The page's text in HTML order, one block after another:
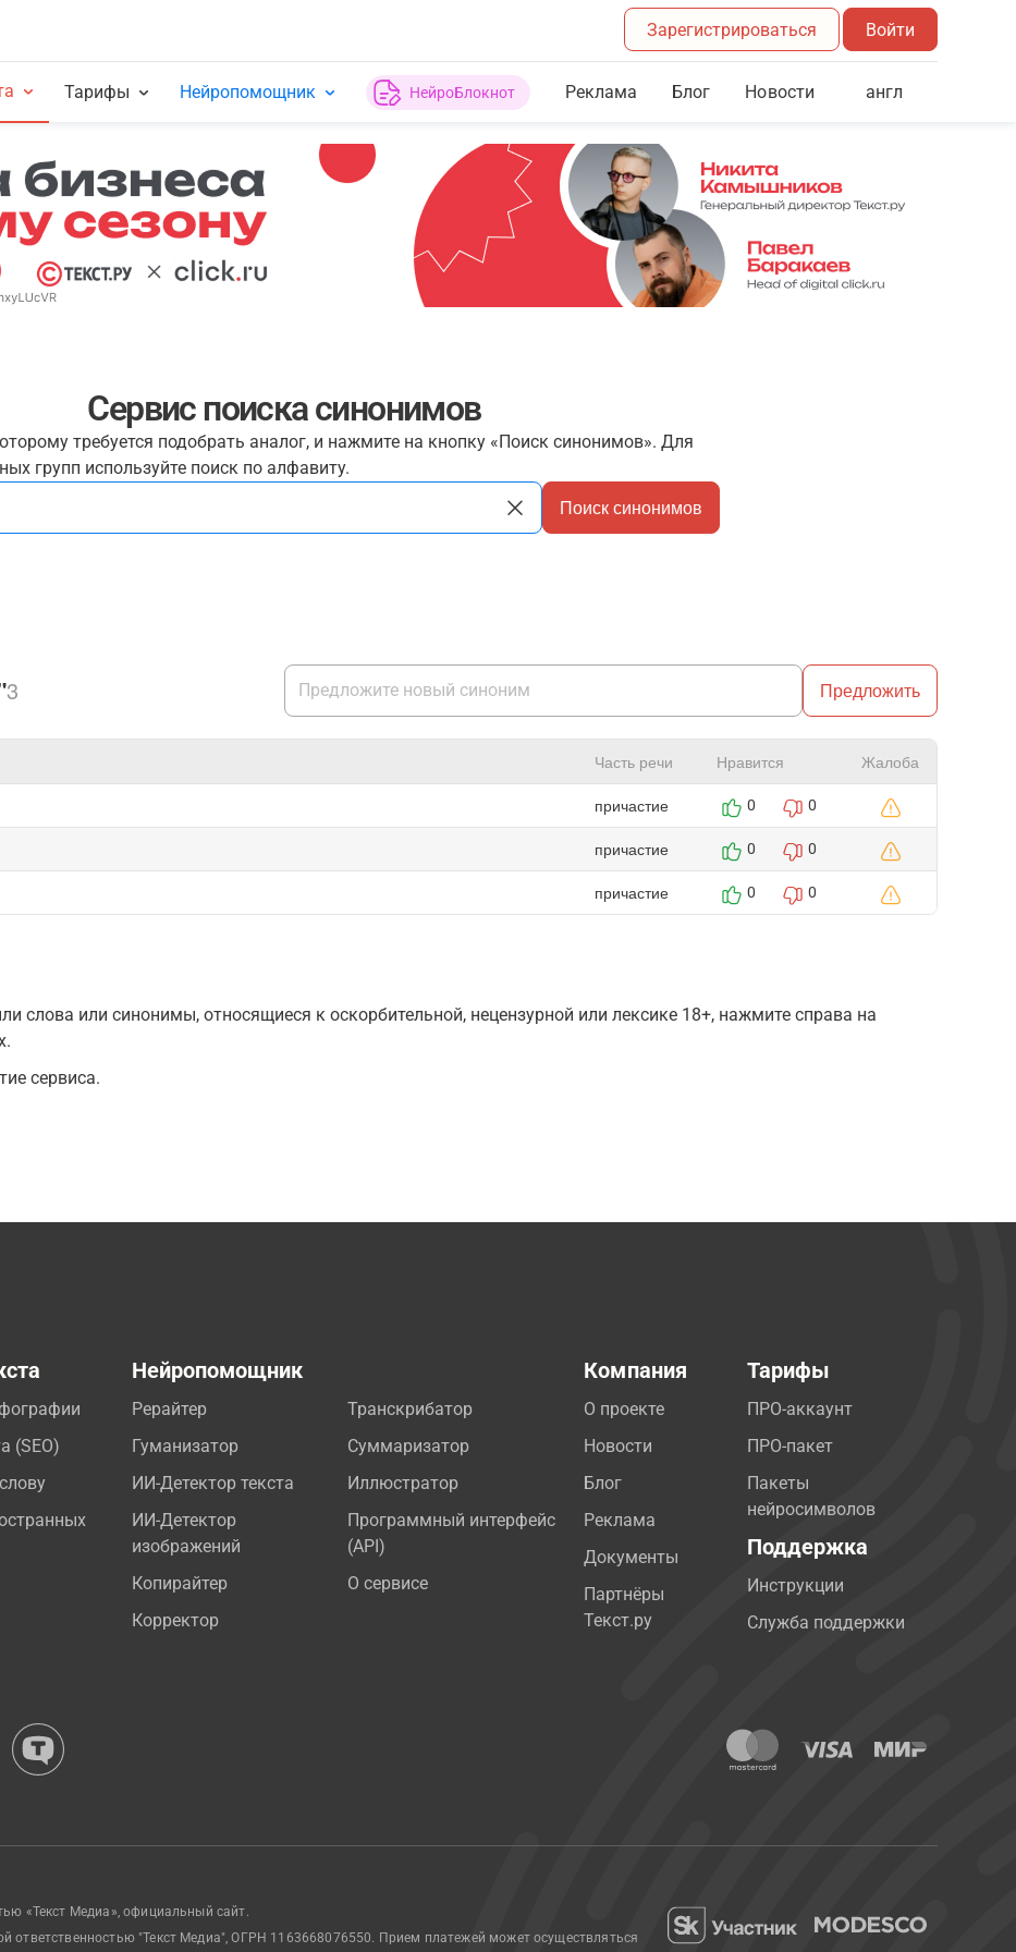
Зарегистрироваться Войти
Тарифы Нейропомощник НейроБлокнот Реклама Блог Новости англ
Сервис поиска синонимов
требуется подобрать аналог, и нажмите на кнопку «Поиск синонимов». Для
групп используйте поиск по алфавиту.
Поиск синонимов
3 Предложить
Часть речи Нравится Жалоба
причастие 0 0
причастие 0 0
причастие 0 0
слова или синонимы, относящиеся к оскорбительной, нецензурной или лексике 18+, нажмите справа на
сервиса.
(SEO)
Нейропомощник
Рерайтер
Гуманизатор
ИИ-Детектор текста
ИИ-Детектор
изображений
Копирайтер
Корректор
Транскрибатор
Суммаризатор
Иллюстратор
Программный интерфейс
(API)
О сервисе
Компания
О проекте
Новости
Блог
Реклама
Документы
Партнёры
Текст.ру
Тарифы
ПРО-аккаунт
ПРО-пакет
Пакеты
нейросимволов
Поддержка
Инструкции
Служба поддержки
«Текст Медиа», официальный сайт.
ответственностью "Текст Медиа", ОГРН 1163668076550. Прием платежей может осуществляться